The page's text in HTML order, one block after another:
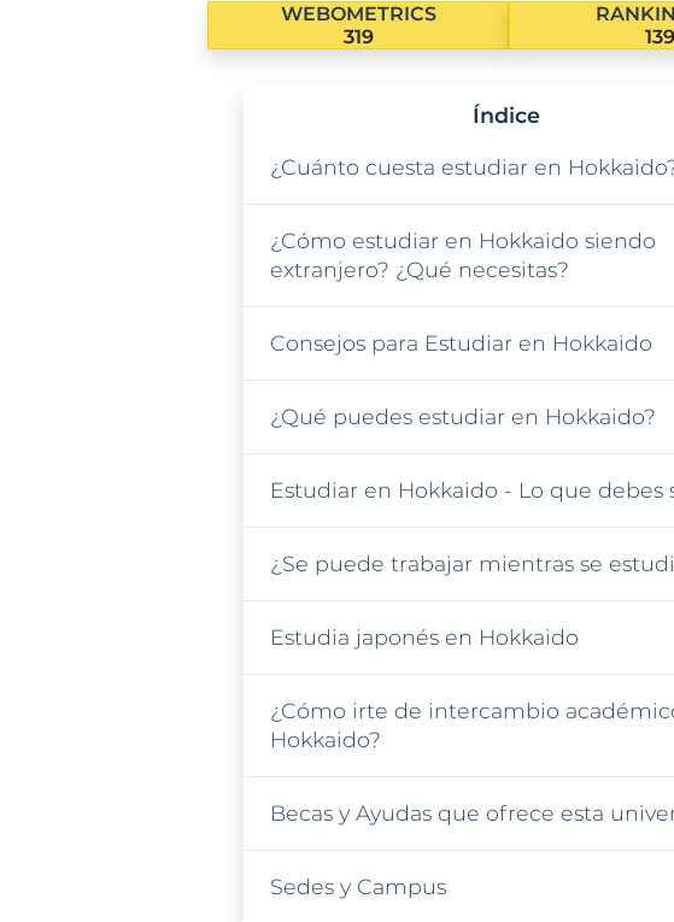
WEBOMETRICS
319
139
Índice
¿Cuánto cuesta estudiar en
¿Cómo estudiar en Hokkaido siendo
extranjero? ¿Qué necesitas?
Consejos para Estudiar en Hokkaido
¿Qué puedes estudiar en Hokkaido?
Estudiar en Hokkaido - Lo que debes
¿Se puede trabajar mientras se
Estudia japonés en Hokkaido
¿Cómo irte de intercambio
Hokkaido?
Becas y Ayudas que ofrece esta
Sedes y Campus